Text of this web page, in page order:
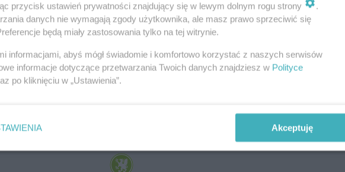
ogłoszenie nie istnieje lub nie jest jeszcze aktywne!
przycisk ustawień prywatności znajdujący się w lewym dolnym rogu strony
.
danych nie wymagają zgody użytkownika, ale masz prawo sprzeciwić się
będą miały zastosowania tylko na tej witrynie.
informacjami, abyś mógł świadomie i komfortowo korzystać z naszych serwisów
informacje dotyczące przetwarzania Twoich danych znajdziesz w Polityce
po kliknięciu w „Ustawienia”.
Akceptuję